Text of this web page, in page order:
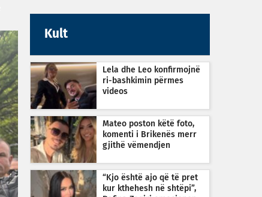
Kult
Lela dhe Leo konfirmojnë
ri-bashkimin përmes
videos
Mateo poston këtë foto,
komenti i Brikenës merr
gjithë vëmendjen
“Kjo është ajo që të pret
kur kthehesh në shtëpi”,